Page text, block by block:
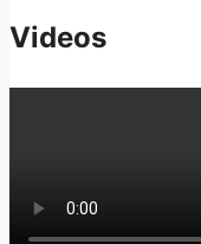
Videos